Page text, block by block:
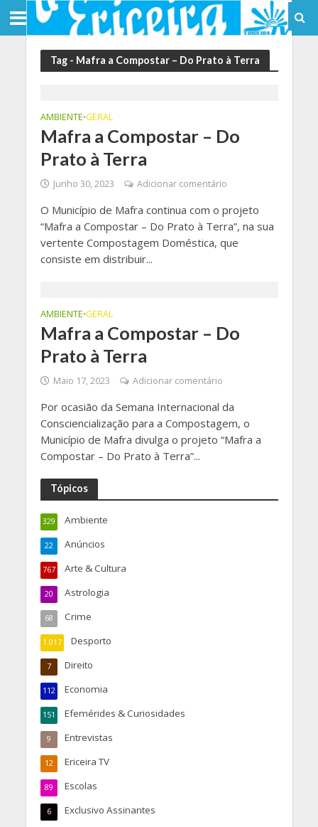
Tag - Mafra a Compostar – Do Prato à Terra
AMBIENTE•GERAL
Mafra a Compostar – Do
Prato à Terra
Junho 30, 2023 Adicionar comentário
O Município de Mafra continua com o projeto
“Mafra a Compostar – Do Prato à Terra”, na sua
vertente Compostagem Doméstica, que
consiste em distribuir...
AMBIENTE•GERAL
Mafra a Compostar – Do
Prato à Terra
Maio 17, 2023 Adicionar comentário
Por ocasião da Semana Internacional da
Consciencialização para a Compostagem, o
Município de Mafra divulga o projeto “Mafra a
Compostar – Do Prato à Terra”...
Tópicos
Ambiente
329
Anúncios
22
Arte & Cultura
767
Astrologia
20
Crime
68
Desporto
1.017
Direito
7
Economia
112
Efemérides & Curiosidades
151
Entrevistas
9
Ericeira TV
12
Escolas
89
Exclusivo Assinantes
6